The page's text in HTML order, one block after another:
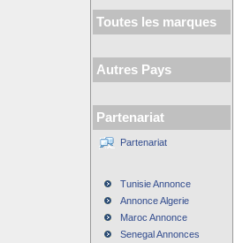
Toutes les marques
Autres Pays
Partenariat
Partenariat
Tunisie Annonce
Annonce Algerie
Maroc Annonce
Senegal Annonces